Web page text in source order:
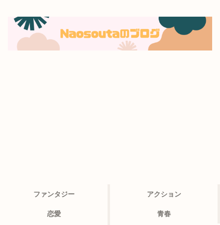
ファンタジー アクション
恋愛 青春